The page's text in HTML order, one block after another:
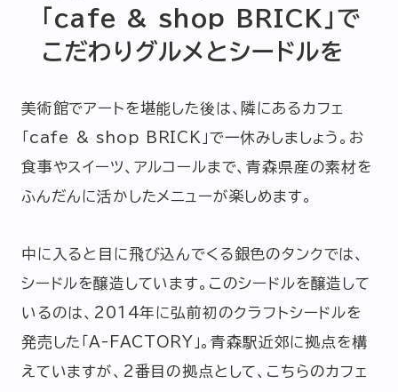
「cafe & shop BRICK」で
こだわりグルメとシードルを
美術館でアートを堪能した後は、隣にあるカフェ
「cafe & shop BRICK」で一休みしましょう。お
食事やスイーツ、アルコールまで、青森県産の素材を
ふんだんに活かしたメニューが楽しめます。
中に入ると目に飛び込んでくる銀色のタンクでは、
シードルを醸造しています。このシードルを醸造して
いるのは、2014年に弘前初のクラフトシードルを
発売した「A-FACTORY」。青森駅近郊に拠点を構
えていますが、2番目の拠点として、こちらのカフェ